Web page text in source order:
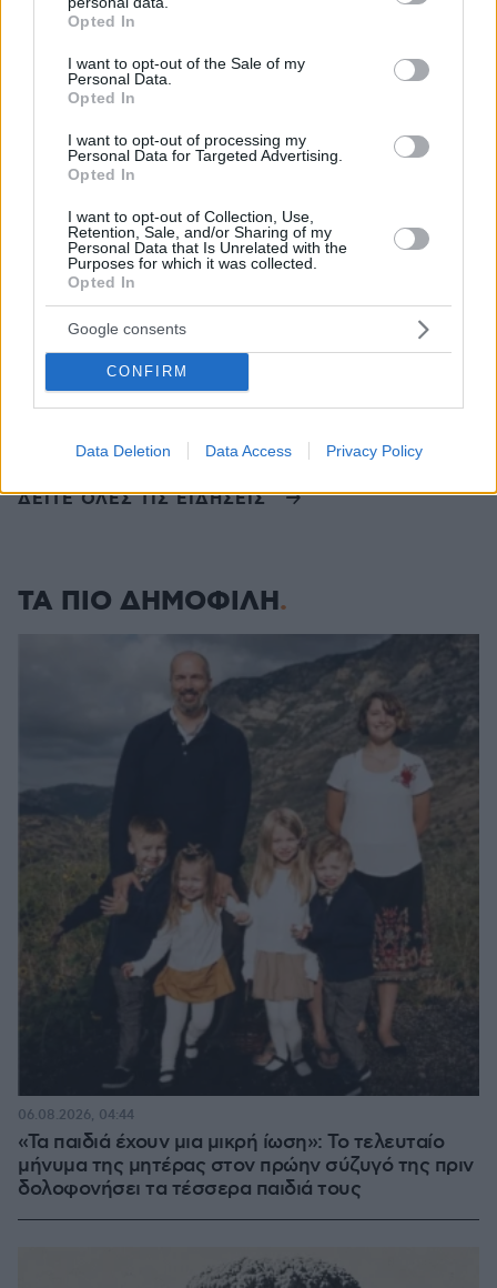
grant or deny consent to Google and its third-party tags to
use your data for below specified purposes in below Google
consent section.
Opted In
I want to opt-out of the Sale of my
Personal Data.
Opted In
I want to opt-out of processing my
Personal Data for Targeted Advertising.
Opted In
I want to opt-out of Collection, Use,
Retention, Sale, and/or Sharing of my
Personal Data that Is Unrelated with the
Purposes for which it was collected.
Opted In
Google consents
CONFIRM
Data Deletion Data Access Privacy Policy
Οι πρώτες εικόνες του νέου Canadair που έρχεται
Ελλάδα και θα πετά και νύχτα
Σε λαϊκό προσκύνημα η σορός του Λάκη Χαλκιά: Το
τελευταίο αντίο στον σημαντικό ερμηνευτή του
ελληνικού τραγουδιού
πριν 12 λεπτά
γίνεται όλο και πιο δημοφιλής
πριν 13 λεπτά
Ποιοι φορείς χρειάζονται ενημέρωση μετά την έκδοση
της νέας ταυτότητας, αναλυτικός οδηγός
πριν 15 λεπτά
Η απόλυτη υποκρισία του Ελληνικού κράτους
πριν 17 λεπτά
Δοκιμάζουμε την Porsche 911 Turbo S - Πόσο κοστίζει
πριν 20 λεπτά
ΔΕΙΤΕ ΟΛΕΣ ΤΙΣ ΕΙΔΗΣΕΙΣ
ΤΑ ΠΙΟ ΔΗΜΟΦΙΛΗ
«Τα παιδιά έχουν μια μικρή ίωση»: Το τελευταίο
μήνυμα της μητέρας στον πρώην σύζυγό της πριν
δολοφονήσει τα τέσσερα παιδιά τους
06.08.2026, 04:44